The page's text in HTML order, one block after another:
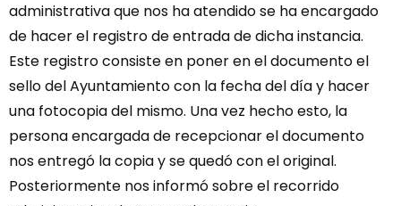
administrativa que nos ha atendido se ha encargado
de hacer el registro de entrada de dicha instancia.
Este registro consiste en poner en el documento el
sello del Ayuntamiento con la fecha del día y hacer
una fotocopia del mismo. Una vez hecho esto, la
persona encargada de recepcionar el documento
nos entregó la copia y se quedó con el original.
Posteriormente nos informó sobre el recorrido